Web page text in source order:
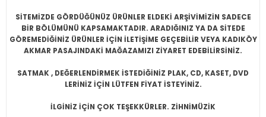
SİTEMİZDE GÖRDÜĞÜNÜZ ÜRÜNLER ELDEKİ ARŞİVİMİZİN SADECE
BİR BÖLÜMÜNÜ KAPSAMAKTADIR. ARADIĞINIZ YA DA SİTEDE
GÖREMEDİĞİNİZ ÜRÜNLER İÇİN İLETİŞİME GEÇEBİLİR VEYA KADIKÖY
AKMAR PASAJINDAKİ MAĞAZAMIZI ZİYARET EDEBİLİRSİNİZ.
SATMAK , DEĞERLENDİRMEK İSTEDİĞİNİZ PLAK, CD, KASET, DVD
LERİNİZ İÇİN LÜTFEN FİYAT İSTEYİNİZ.
İLGİNİZ İÇİN ÇOK TEŞEKKÜRLER. ZİHNİMÜZİK